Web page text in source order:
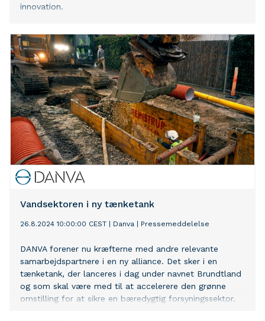
innovation.
Vandsektoren i ny tænketank
26.8.2024 10:00:00 CEST Danva Pressemeddelelse
DANVA forener nu kræfterne med andre relevante
samarbejdspartnere i en ny alliance. Det sker i en
tænketank, der lanceres i dag under navnet Brundtland
og som skal være med til at accelerere den grønne
omstilling for at sikre en bæredygtig forsyningssektor.